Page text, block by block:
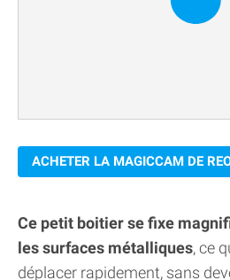
ACHETER LA MAGICCAM DE
Ce petit boitier se fixe
les surfaces métalliques, ce
déplacer rapidement, sans